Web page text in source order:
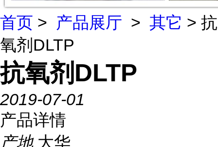
首页 > 产品展厅 > 其它 > 抗
氧剂DLTP
抗氧剂DLTP
2019-07-01
产品详情
产地 大华